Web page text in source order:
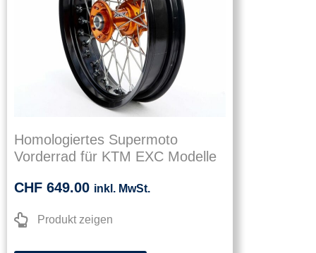
Homologiertes Supermoto
Vorderrad für KTM EXC Modelle
CHF 649.00 inkl. MwSt.
Produkt zeigen